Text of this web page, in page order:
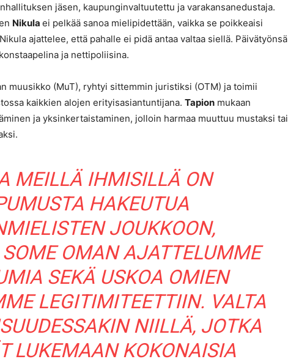
jäsen, kaupunginvaltuutettu ja varakansanedustaja.
Nikula ei pelkää sanoa mielipidettään, vaikka se poikkeaisi
ajattelee, että pahalle ei pidä antaa valtaa siellä. Päivätyönsä
ja nettipoliisina.
muusikko (MuT), ryhtyi sittemmin juristiksi (OTM) ja toimii
kaikkien alojen erityisasiantuntijana. Tapion mukaan
ja yksinkertaistaminen, jolloin harmaa muuttuu mustaksi tai
MEILLÄ IHMISILLÄ ON
HAKEUTUA
JOUKKOON,
OMAN AJATTELUMME
SEKÄ USKOA OMIEN
LEGITIMITEETTIIN. VALTA
NIILLÄ, JOTKA
LUKEMAAN KOKONAISIA